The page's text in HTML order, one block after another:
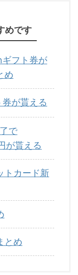
めです
フト券が
め
が貰える
で
が貰える
トカード新
とめ